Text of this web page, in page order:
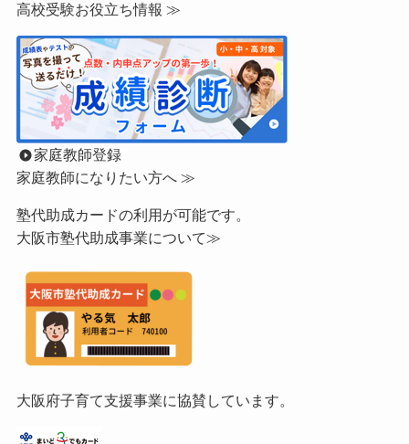
高校受験お役立ち情報 ≫
家庭教師登録
家庭教師になりたい方へ ≫
塾代助成カードの利用が可能です。
大阪市塾代助成事業について≫
大阪府子育て支援事業に協賛しています。